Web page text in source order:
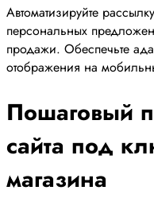
Автоматизируйте
персональных
продажи. Обеспечьте
отображения на
Пошаговый
сайта под
магазина